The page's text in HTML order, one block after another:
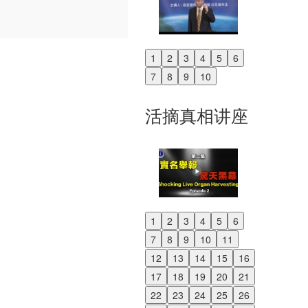
1 2 3 4 5
6
7
8 9 10
Previous
Next
活摘真相讲座
1 2 3 4 5
6
7
8 9 10
11
12
13 14 15
16
17
18 19 20
21
22
23 24 25
26
Previous
Next